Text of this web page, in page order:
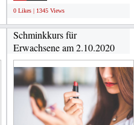
0 Likes | 1345 Views
Schminkkurs für
Erwachsene am 2.10.2020